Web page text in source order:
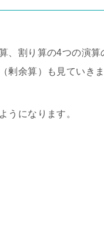
、割り算の4つの演算
剰余算）も見ていきま
うになります。